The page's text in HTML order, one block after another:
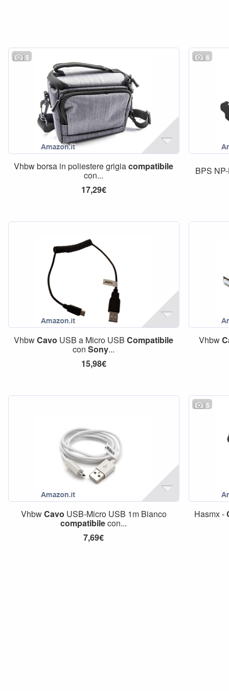
5
Vhbw borsa in poliestere grigiacompatibile
con...
17,29€
6
BPS
VhbwCavo USB a Micro USBCompatibile
conSony...
15,98€
Vhbw
VhbwCavo USB-Micro USB 1m Bianco
compatibilecon...
7,69€
5
Hasmx -